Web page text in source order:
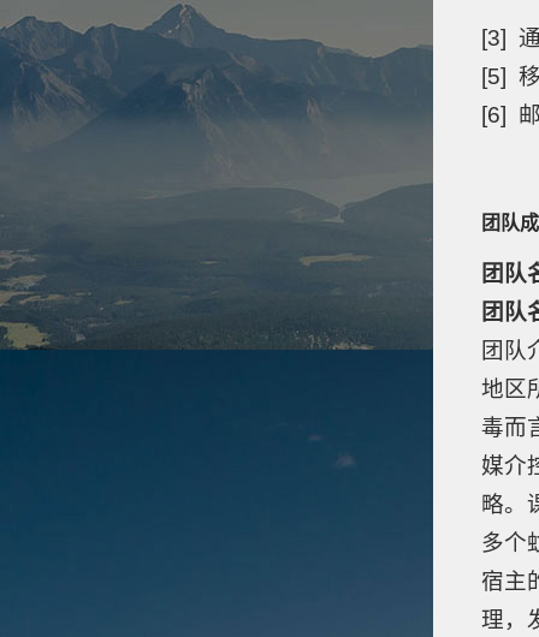
[3]
[5]
[6]
团队
团队
团队
团队
地区
毒而
媒介
略。
多个
宿主
理，